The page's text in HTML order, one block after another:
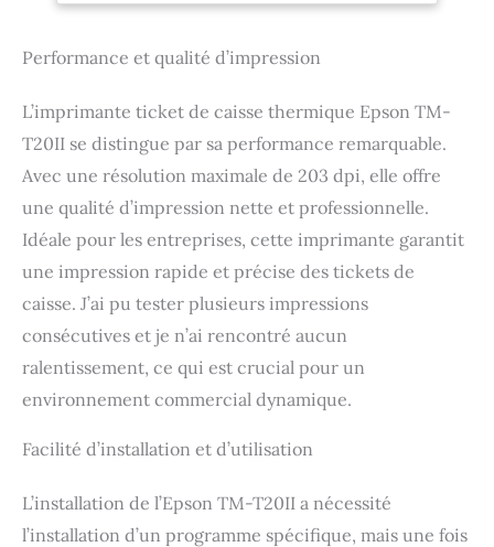
2000, 2003), wEPOS,
Hotline gratuite clients
222 73 Les rouleaux de
80 m x 80 mm, vous
trouverez également
dans notre boutique
Performance et qualité d’impression
L’imprimante ticket de caisse thermique Epson TM-
T20II se distingue par sa performance remarquable.
Avec une résolution maximale de 203 dpi, elle offre
une qualité d’impression nette et professionnelle.
Idéale pour les entreprises, cette imprimante garantit
une impression rapide et précise des tickets de
caisse. J’ai pu tester plusieurs impressions
consécutives et je n’ai rencontré aucun
ralentissement, ce qui est crucial pour un
environnement commercial dynamique.
Facilité d’installation et d’utilisation
L’installation de l’Epson TM-T20II a nécessité
l’installation d’un programme spécifique, mais une fois